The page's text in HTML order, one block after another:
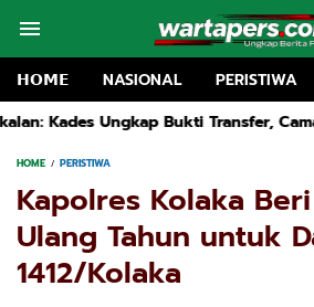
𝗛𝗢𝗠𝗘 NASIONAL PERISTIWA
Camat Beri Bantahan Tegas
HOME PERISTIWA
Kapolres Kolaka
Ulang Tahun untuk
1412/Kolaka